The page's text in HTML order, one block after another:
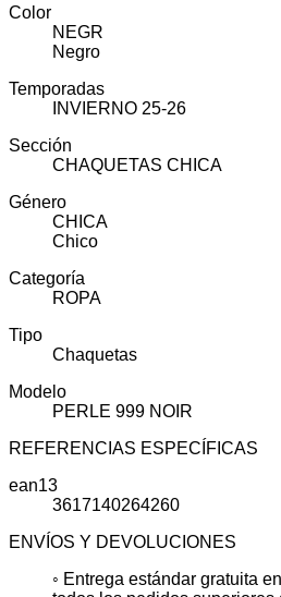
Color
NEGR
Negro
Temporadas
INVIERNO 25-26
Sección
CHAQUETAS CHICA
Género
CHICA
Chico
Categoría
ROPA
Tipo
Chaquetas
Modelo
PERLE 999 NOIR
REFERENCIAS ESPECÍFICAS
ean13
3617140264260
ENVÍOS Y DEVOLUCIONES
◦ Entrega estándar gratuita